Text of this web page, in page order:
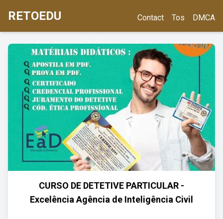
RETOEDU Contact Tos DMCA
CURSO DE DETETIVE PARTICULAR -
Excelência Agência de Inteligência Civil